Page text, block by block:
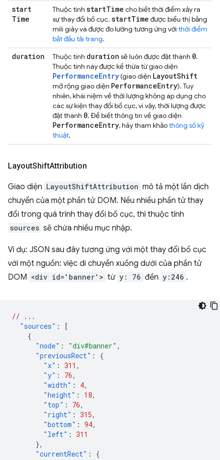
start
Time
Thuộc tính startTime cho biết thời điểm xảy ra
sự thay đổi bố cục. startTime được biểu thị bằng
mili giây và được đo lường tương ứng với thời điểm
bắt đầu tải trang.
duration Thuộc tính duration sẽ luôn được đặt thành 0.
Thuộc tính này được kế thừa từ giao diện
PerformanceEntry(giao diện LayoutShift
mở rộng giao diện PerformanceEntry). Tuy
nhiên, khái niệm về thời lượng không áp dụng cho
các sự kiện thay đổi bố cục, vì vậy, thời lượng được
đặt thành 0. Để biết thông tin về giao diện
PerformanceEntry, hãy tham khảothông số kỹ
thuật.
LayoutShiftAttribution
Giao diện LayoutShiftAttribution mô tả một lần dịch
chuyển của một phần tử DOM. Nếu nhiều phần tử thay
đổi trong quá trình thay đổi bố cục, thì thuộc tính
sources sẽ chứa nhiều mục nhập.
Ví dụ: JSON sau đây tương ứng với một thay đổi bố cục
với một nguồn: việc di chuyển xuống dưới của phần tử
DOM <div id='banner'> từ y: 76 đến y:246 .
// ...
"sources" :
[
{
"node" : "div#banner" ,
"previousRect" :
{
"x" : 311 ,
"y" : 76,
"width" : 4,
"height" : 18,
"top" : 76,
"right" : 315,
"bottom" : 94,
"left" : 311
},
"currentRect" :
{